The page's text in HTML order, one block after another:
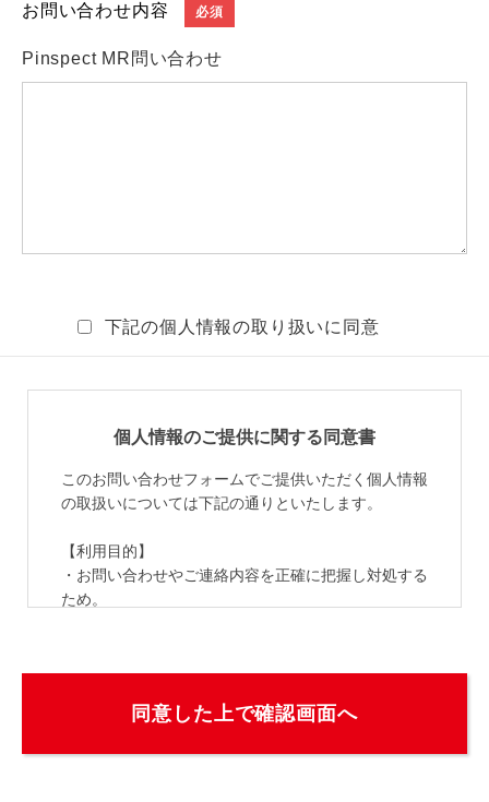
お問い合わせ内容 必須
Pinspect MR問い合わせ
下記の個人情報の取り扱いに同意
個人情報のご提供に関する同意書
このお問い合わせフォームでご提供いただく個人情報
の取扱いについては下記の通りといたします。
【利用目的】
・お問い合わせやご連絡内容を正確に把握し対処する
ため。
せを受け取る」にチェックされた場合のみ）
【第三者への提供】